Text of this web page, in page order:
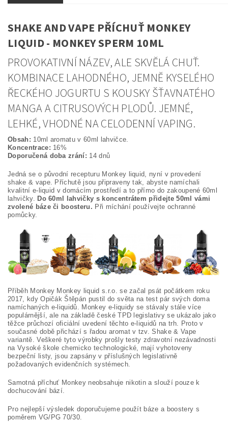
SHAKE AND VAPE PŘÍCHUŤ MONKEY
LIQUID - MONKEY SPERM 10ML
PROVOKATIVNÍ NÁZEV, ALE SKVĚLÁ CHUŤ.
KOMBINACE LAHODNÉHO, JEMNĚ KYSELÉHO
ŘECKÉHO JOGURTU S KOUSKY ŠŤAVNATÉHO
MANGA A CITRUSOVÝCH PLODŮ. JEMNÉ,
LEHKÉ, VHODNÉ NA CELODENNÍ VAPING.
Obsah: 10ml aromatu v 60ml lahvičce.
Koncentrace: 16%
Doporučená doba zrání: 14 dnů
Jedná se o původní recepturu Monkey liquid, nyní v provedení
shake & vape. Příchutě jsou připraveny tak, abyste namíchali
kvalitní e-liquid v domácím prostředí a to přímo do zakoupené 60ml
lahvičky. Do 60ml lahvičky s koncentrátem přidejte 50ml vámi
zvolené báze či boosteru. Při míchání používejte ochranné
pomůcky.
Příběh Monkey Monkey liquid s.r.o. se začal psát počátkem roku
2017, kdy Opičák Štěpán pustil do světa na test pár svých doma
namíchaných e-liquidů. Monkey e-liquidy se stávaly stále více
populárnější, ale na základě české TPD legislativy se ukázalo jako
těžce průchozí oficiální uvedení těchto e-liquidů na trh. Proto v
současné době přichází s řadou aromat v tzv. Shake & Vape
variantě. Veškeré tyto výrobky prošly testy zdravotní nezávadnosti
na Vysoké škole chemicko technologické, mají vyhotoveny
bezpeční listy, jsou zapsány v příslušných legislativně
požadovaných evidenčních systémech.
Samotná příchuť Monkey neobsahuje nikotin a slouží pouze k
dochucování bází.
Pro nejlepší výsledek doporučujeme použít báze a boostery s
poměrem VG/PG 70/30.